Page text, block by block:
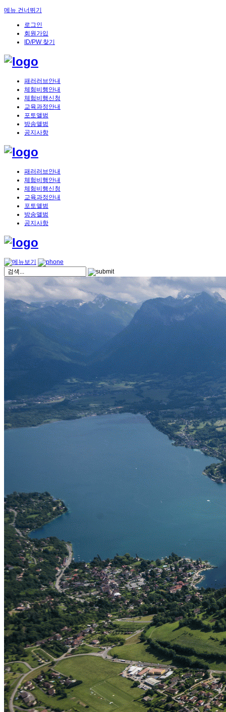
메뉴 건너뛰기
로그인
회원가입
ID/PW 찾기
패러러브안내
체험비행안내
체험비행신청
교육과정안내
포토앨범
방송앨범
공지사항
패러러브안내
체험비행안내
체험비행신청
교육과정안내
포토앨범
방송앨범
공지사항